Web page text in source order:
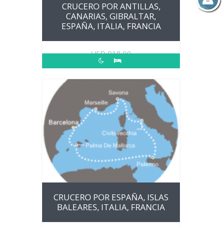
CRUCERO POR ANTILLAS,
CANARIAS, GIBRALTAR,
ESPAÑA, ITALIA, FRANCIA
USD918.00
CRUCERO POR ESPAÑA, ISLAS
BALEARES, ITALIA, FRANCIA